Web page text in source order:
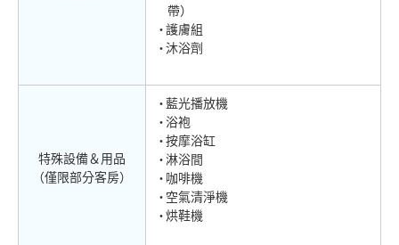
帶）
護膚組
沐浴劑
特殊設備＆用品
（僅限部分客房）
藍光播放機
浴袍
按摩浴缸
淋浴間
咖啡機
空氣清淨機
烘鞋機